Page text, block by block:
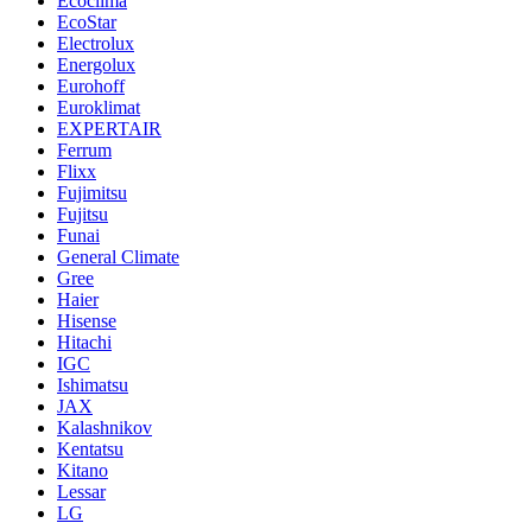
EcoStar
Electrolux
Energolux
Eurohoff
Euroklimat
EXPERTAIR
Ferrum
Flixx
Fujimitsu
Fujitsu
Funai
General Climate
Gree
Haier
Hisense
Hitachi
IGC
Ishimatsu
JAX
Kalashnikov
Kentatsu
Kitano
Lessar
LG